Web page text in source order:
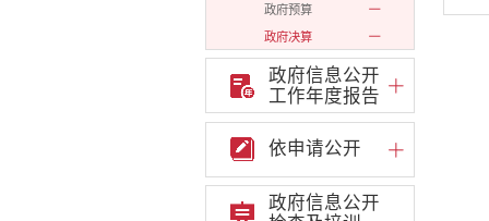
政府预算
政府决算
2018前
2019
2020
2021
2023
政府信息公开
工作年度报告
依申请公开
政府信息公开